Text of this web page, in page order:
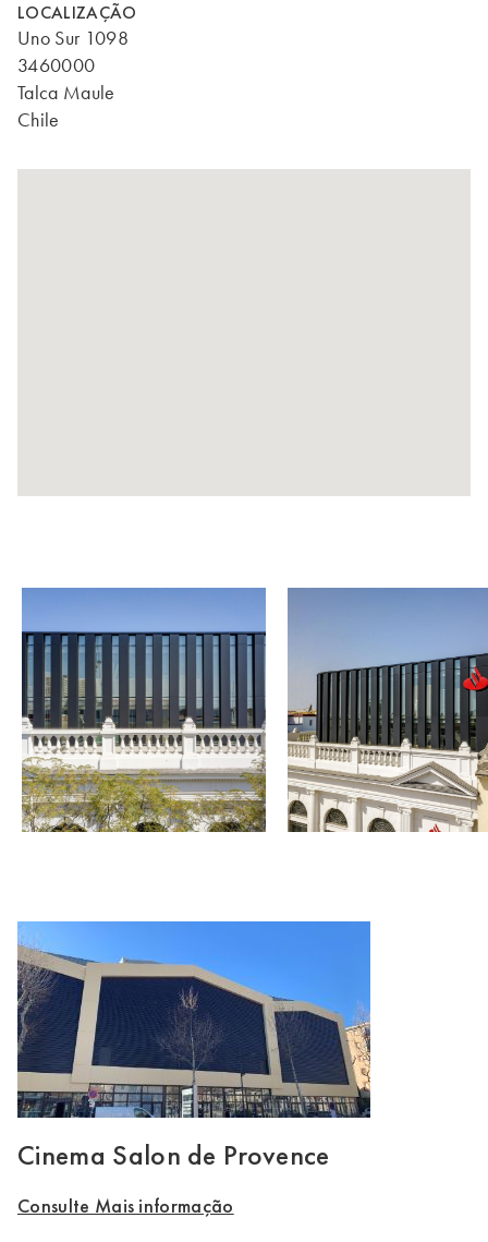
LOCALIZAÇÃO
Uno Sur 1098
3460000
Talca Maule
Chile
Cinema Salon de Provence
Consulte Mais informação